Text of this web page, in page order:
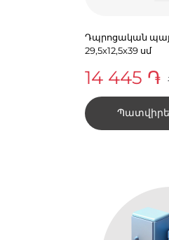
Դպրոցական
29,5x12,5x39 սմ
14 445 ֏